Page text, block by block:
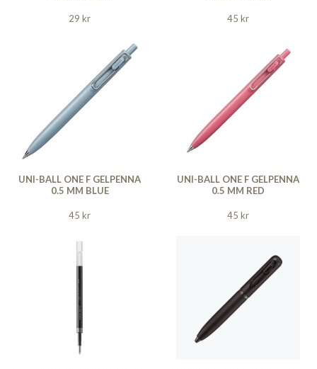
29 kr 45 kr
UNI-BALL ONE F GELPENNA
0.5 MM BLUE
45 kr
UNI-BALL ONE F GELPENNA
0.5 MM RED
45 kr